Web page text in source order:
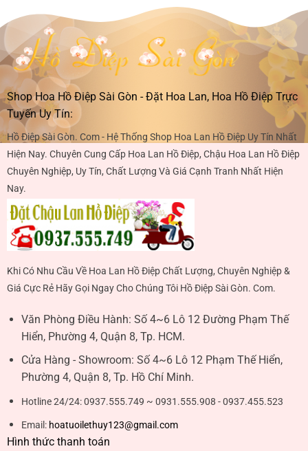
Shop Hoa Hồ Điệp Sài Gòn - Đặt Hoa Lan, Hoa Hồ Điệp Trực
Tuyến Uy Tín:
Hồ Điệp Sài Gòn. Com - Hệ Thống Shop Hoa Lan Hồ Điệp Uy Tín Nhất
Hiện Nay. Chuyên Cung Cấp Hoa Lan Hồ Điệp, Chậu Hoa Lan Hồ Điệp
Chuyên Nghiệp, Uy Tín, Chất Lượng Và Giá Cạnh Tranh Nhất Hiện
Nay.
Khi Có Nhu Cầu Về Hoa Lan Hồ Điệp Chất Lượng, Chuyên Nghiệp &
Giá Cực Rẻ Hãy Gọi Ngay Cho Chúng Tôi Hồ Điệp Sài Gòn. Com.
Văn Phòng Điều Hành: Số 4~6 Lô 12 Đường Phạm Thế
Hiển, Phường 4, Quận 8, Tp. HCM.
Cửa Hàng - Showroom: Số 4~6 Lô 12 Phạm Thế Hiển,
Phường 4, Quận 8, Tp. Hồ Chí Minh.
Hotline 24/24:0937.555.749 ~ 0931.555.908 - 0937.455.523
Email: hoatuoilethuy123@gmail.com
Hình thức thanh toán